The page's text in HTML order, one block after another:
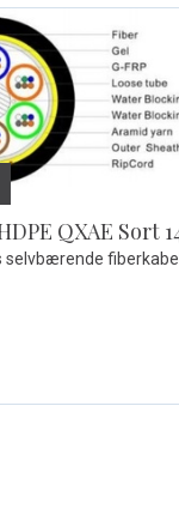
selvbærende fiberkabel.